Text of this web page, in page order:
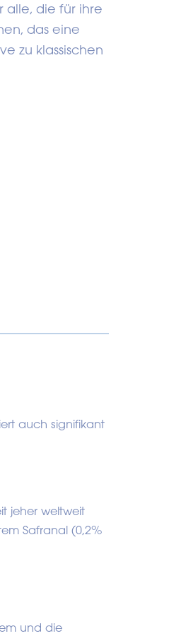
alle, die für ihre
das eine
zu klassischen
auch signifikant
jeher weltweit
Safranal (0,2%
und die